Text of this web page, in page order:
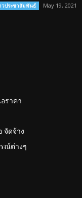
วประชาสัมพันธ์ May 19, 2021
ราคา
จัดจ้าง
ณ์ต่างๆ